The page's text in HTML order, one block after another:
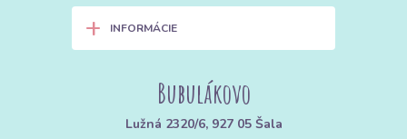
+ INFORMÁCIE
Bubulákovo
Lužná 2320/6, 927 05 Šala